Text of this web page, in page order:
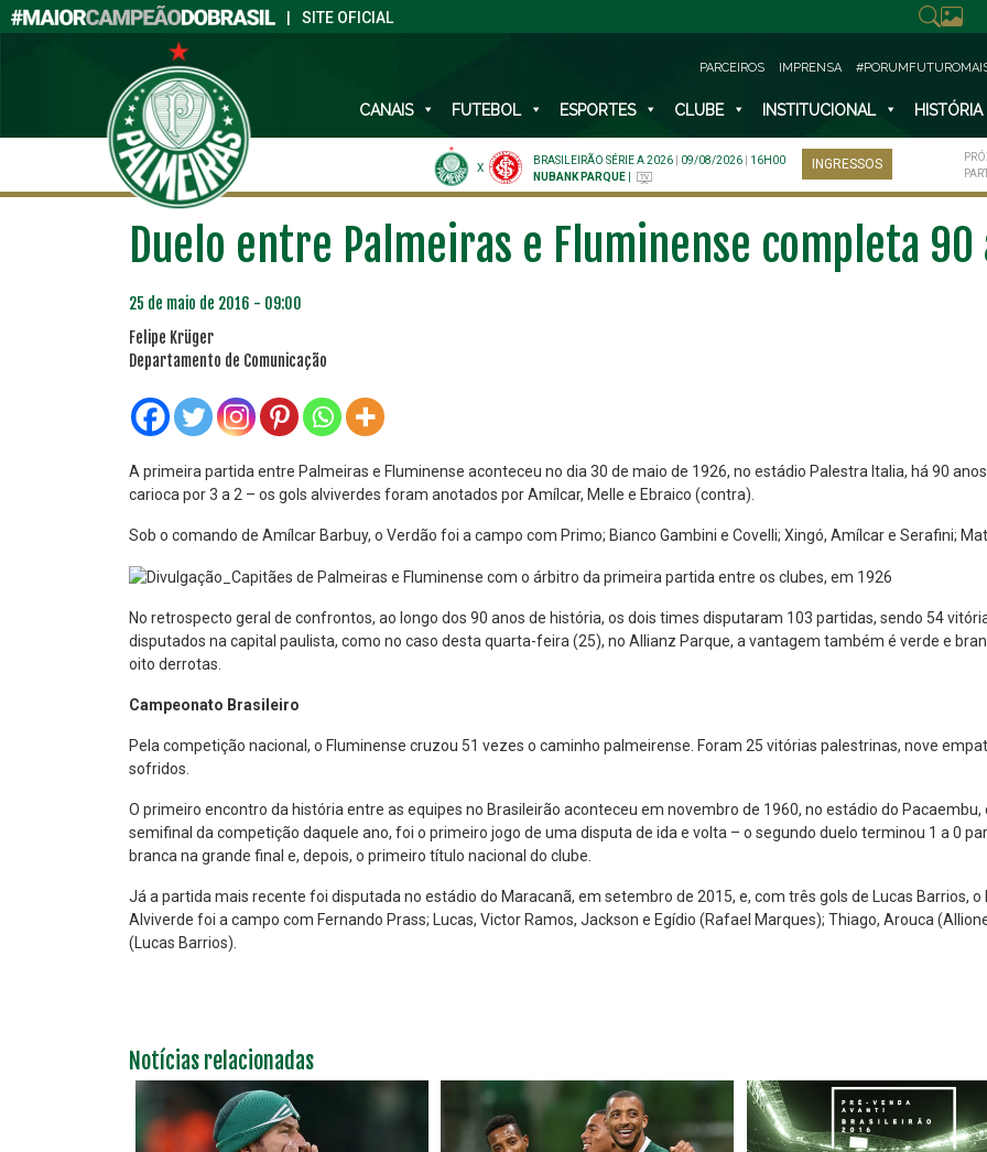
SITE OFICIAL
PARCEIROS IMPRENSA
CANAIS FUTEBOL ESPORTES CLUBE INSTITUCIONAL HISTÓRIA
X
BRASILEIRÃO SÉRIE A 2026 09/08/2026
16H00
NUBANK PARQUE
INGRESSOS
Duelo entre Palmeiras e Fluminense completa
25 de maio de 2016 - 09:00
Felipe Krüger
Departamento de Comunicação
A primeira partida entre Palmeiras e Fluminense aconteceu no dia 30 de maio de 1926, no estádio Palestra Italia, há 90
carioca por 3 a 2 – os gols alviverdes foram anotados por Amílcar, Melle e Ebraico (contra).
Sob o comando de Amílcar Barbuy, o Verdão foi a campo com Primo; Bianco Gambini e Covelli; Xingó, Amílcar e Serafini;
No retrospecto geral de confrontos, ao longo dos 90 anos de história, os dois times disputaram 103 partidas, sendo 54
disputados na capital paulista, como no caso desta quarta-feira (25), no Allianz Parque, a vantagem também é verde e
oito derrotas.
Campeonato Brasileiro
Pela competição nacional, o Fluminense cruzou 51 vezes o caminho palmeirense. Foram 25 vitórias palestrinas, nove
sofridos.
O primeiro encontro da história entre as equipes no Brasileirão aconteceu em novembro de 1960, no estádio do
semifinal da competição daquele ano, foi o primeiro jogo de uma disputa de ida e volta – o segundo duelo terminou 1 a 0
branca na grande final e, depois, o primeiro título nacional do clube.
Já a partida mais recente foi disputada no estádio do Maracanã, em setembro de 2015, e, com três gols de Lucas Barrios,
Alviverde foi a campo com Fernando Prass; Lucas, Victor Ramos, Jackson e Egídio (Rafael Marques); Thiago, Arouca
(Lucas Barrios).
Notícias relacionadas